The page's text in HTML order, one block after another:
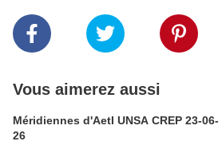
Vous aimerez aussi
Méridiennes d'AetI UNSA CREP 23-06-
26